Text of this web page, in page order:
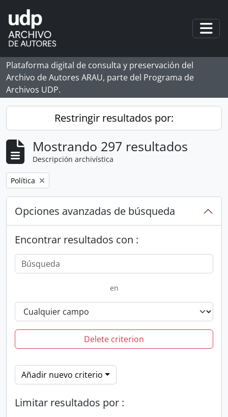
Skip to main content
Plataforma digital de consulta y preservación del
Archivo de Autores ARAU, parte del Programa de
Archivos UDP.
Restringir resultados por:
Mostrando 297 resultados
Descripción archivística
Remove filter:
Política
Opciones avanzadas de búsqueda
Encontrar resultados con :
en
Delete criterion
Añadir nuevo criterio
Limitar resultados por :